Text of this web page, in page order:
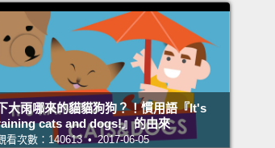
going on with our passengers.
step on that plane, there should be
saying "Welcome aboard," and at
if we've got a, you know, newlywed
大雨哪來的貓貓狗狗？！慣用語『It's
cats and dogs!』的由來
看次數：140613 • 2017-06-05